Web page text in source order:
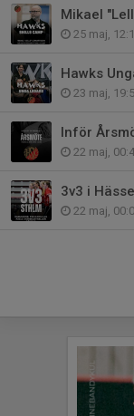
25 maj,
23 maj,
Inför
22 maj,
3v3 i
22 maj,